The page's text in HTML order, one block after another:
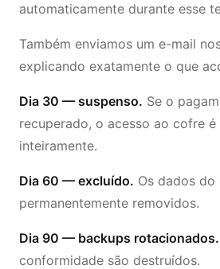
automaticamente durante esse
Também enviamos um e-mail
explicando exatamente o que
Dia 30 — suspenso. Se o
recuperado, o acesso ao cofre é
inteiramente.
Dia 60 — excluído. Os dados do
permanentemente removidos.
Dia 90 — backups rotacionados.
conformidade são destruídos.